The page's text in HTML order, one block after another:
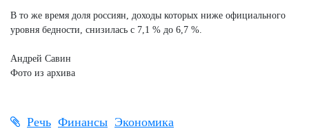
В то же время доля россиян, доходы которых ниже официального
уровня бедности, снизилась с 7,1 % до 6,7 %.
Андрей Савин
Фото из архива
Речь Финансы Экономика